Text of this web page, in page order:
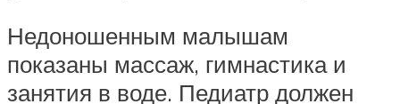
Недоношенным малышам
показаны массаж, гимнастика и
занятия в воде. Педиатр должен